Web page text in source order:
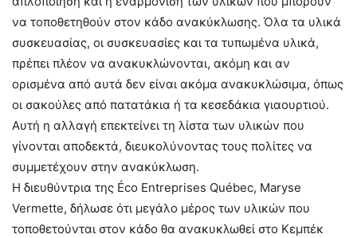
να τοποθετηθούν στον κάδο ανακύκλωσης. Όλα τα υλικά
συσκευασίας, οι συσκευασίες και τα τυπωμένα υλικά,
πρέπει πλέον να ανακυκλώνονται, ακόμη και αν
ορισμένα από αυτά δεν είναι ακόμα ανακυκλώσιμα, όπως
οι σακούλες από πατατάκια ή τα κεσεδάκια γιαουρτιού.
Αυτή η αλλαγή επεκτείνει τη λίστα των υλικών που
γίνονται αποδεκτά, διευκολύνοντας τους πολίτες να
συμμετέχουν στην ανακύκλωση.
Η διευθύντρια της Éco Entreprises Québec, Maryse
Vermette, δήλωσε ότι μεγάλο μέρος των υλικών που
τοποθετούνται στον κάδο θα ανακυκλωθεί στο Κεμπέκ